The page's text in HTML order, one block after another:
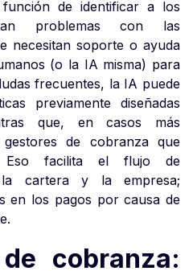
de identificar a los
problemas con las
necesitan soporte o ayuda
(o la IA misma) para
frecuentes, la IA puede
previamente diseñadas
que, en casos más
de cobranza que
Eso facilita el flujo de
la cartera y la empresa;
en los pagos por causa de
cobranza: